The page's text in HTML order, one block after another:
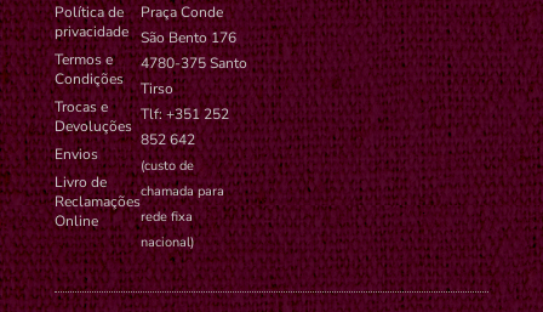
Política de
privacidade
Termos e
Condições
Trocas e
Devoluções
Envios
Livro de
Reclamações
Online
Praça Conde
São Bento 176
4780-375 Santo
Tirso
Tlf: +351 252
852 642
(custo de
chamada para
rede fixa
nacional)